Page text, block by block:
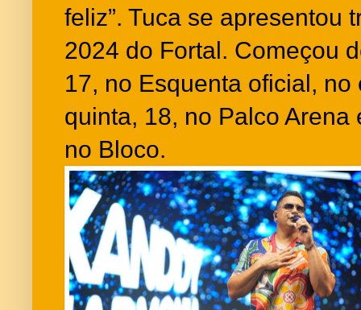
feliz”. Tuca se apresentou
2024 do Fortal. Começou
17, no Esquenta oficial,
quinta, 18, no Palco
no Bloco.